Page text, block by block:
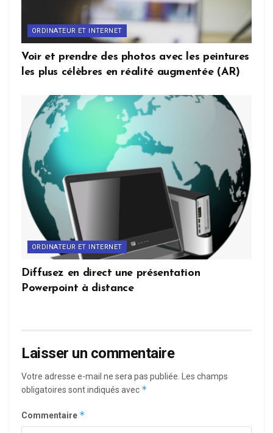
ORDINATEUR ET INTERNET
Voir et prendre des photos avec les peintures
les plus célèbres en réalité augmentée (AR)
ORDINATEUR ET INTERNET
Diffusez en direct une présentation
Powerpoint à distance
Laisser un commentaire
Votre adresse e-mail ne sera pas publiée. Les champs
obligatoires sont indiqués avec *
Commentaire *